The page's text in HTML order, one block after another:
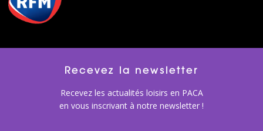
Recevez la newsletter
Recevez les actualités loisirs en PACA
en vous inscrivant à notre newsletter !